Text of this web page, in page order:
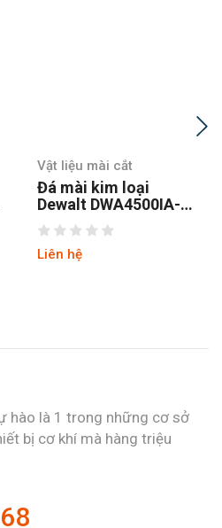
liệu mài cắt
mài kim loại
DWA4500IA-
100x6x16mm
28341
hào là 1 trong những cơ sở
bị cơ khí mà hàng triệu